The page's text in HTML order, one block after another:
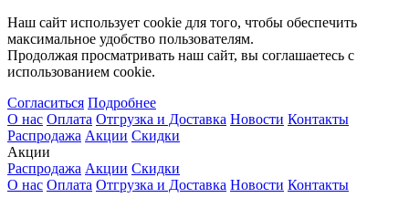
Наш сайт использует cookie для того, чтобы обеспечить
максимальное удобство пользователям.
Продолжая просматривать наш сайт, вы соглашаетесь с
использованием cookie.
Согласиться Подробнее
О нас Оплата Отгрузка и Доставка Новости Контакты
Распродажа Акции Скидки
Акции
Распродажа Акции Скидки
О нас Оплата Отгрузка и Доставка Новости Контакты